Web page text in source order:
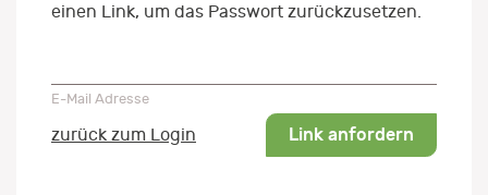
einen Link, um das Passwort zurückzusetzen.
E-Mail Adresse
zurück zum Login Link anfordern